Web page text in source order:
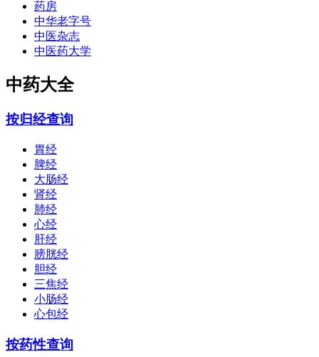
药房
中华老字号
中医杂志
中医药大学
中药大全
按归经查询
胃经
脾经
大肠经
肾经
肺经
心经
肝经
膀胱经
胆经
三焦经
小肠经
心包经
按药性查询